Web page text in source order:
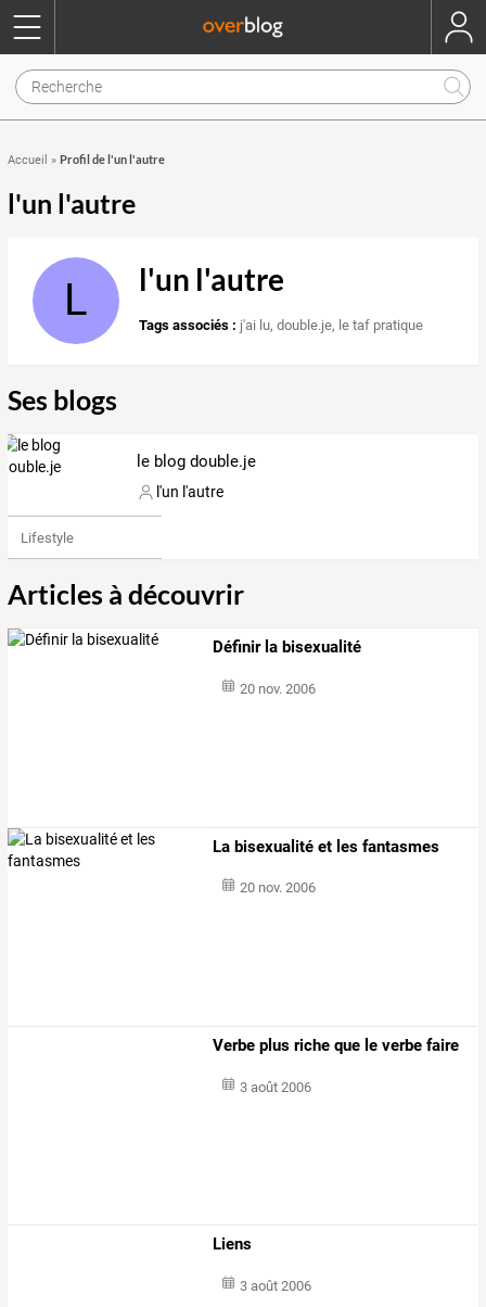
Accueil » Profil de l'un l'autre
l'un l'autre
L l'un l'autre
Tags associés : j'ai lu,double.je, le taf pratique
Ses blogs
le blog double.je
l'un l'autre
Lifestyle
Articles à découvrir
Définir la bisexualité
20 nov. 2006
La bisexualité et les fantasmes
20 nov. 2006
Verbe plus riche que le verbe faire
3 août 2006
Liens
3 août 2006